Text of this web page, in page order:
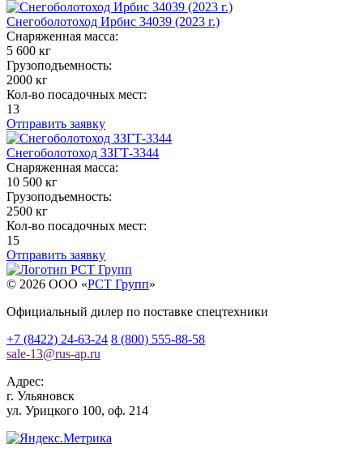
Снегоболотоход Ирбис 34039 (2023 г.)
Снаряженная масса:
5 600 кг
Грузоподъемность:
2000 кг
Кол-во посадочных мест:
13
Отправить заявку
Снегоболотоход ЗЗГТ-3344
Снаряженная масса:
10 500 кг
Грузоподъемность:
2500 кг
Кол-во посадочных мест:
15
Отправить заявку
© 2026 OOO «РСТ Групп»
Официальный дилер по поставке спецтехники
+7 (8422) 24-63-24 8 (800) 555-88-58
sale-13@rus-ap.ru
Адрес:
г. Ульяновск
ул. Урицкого 100, оф. 214